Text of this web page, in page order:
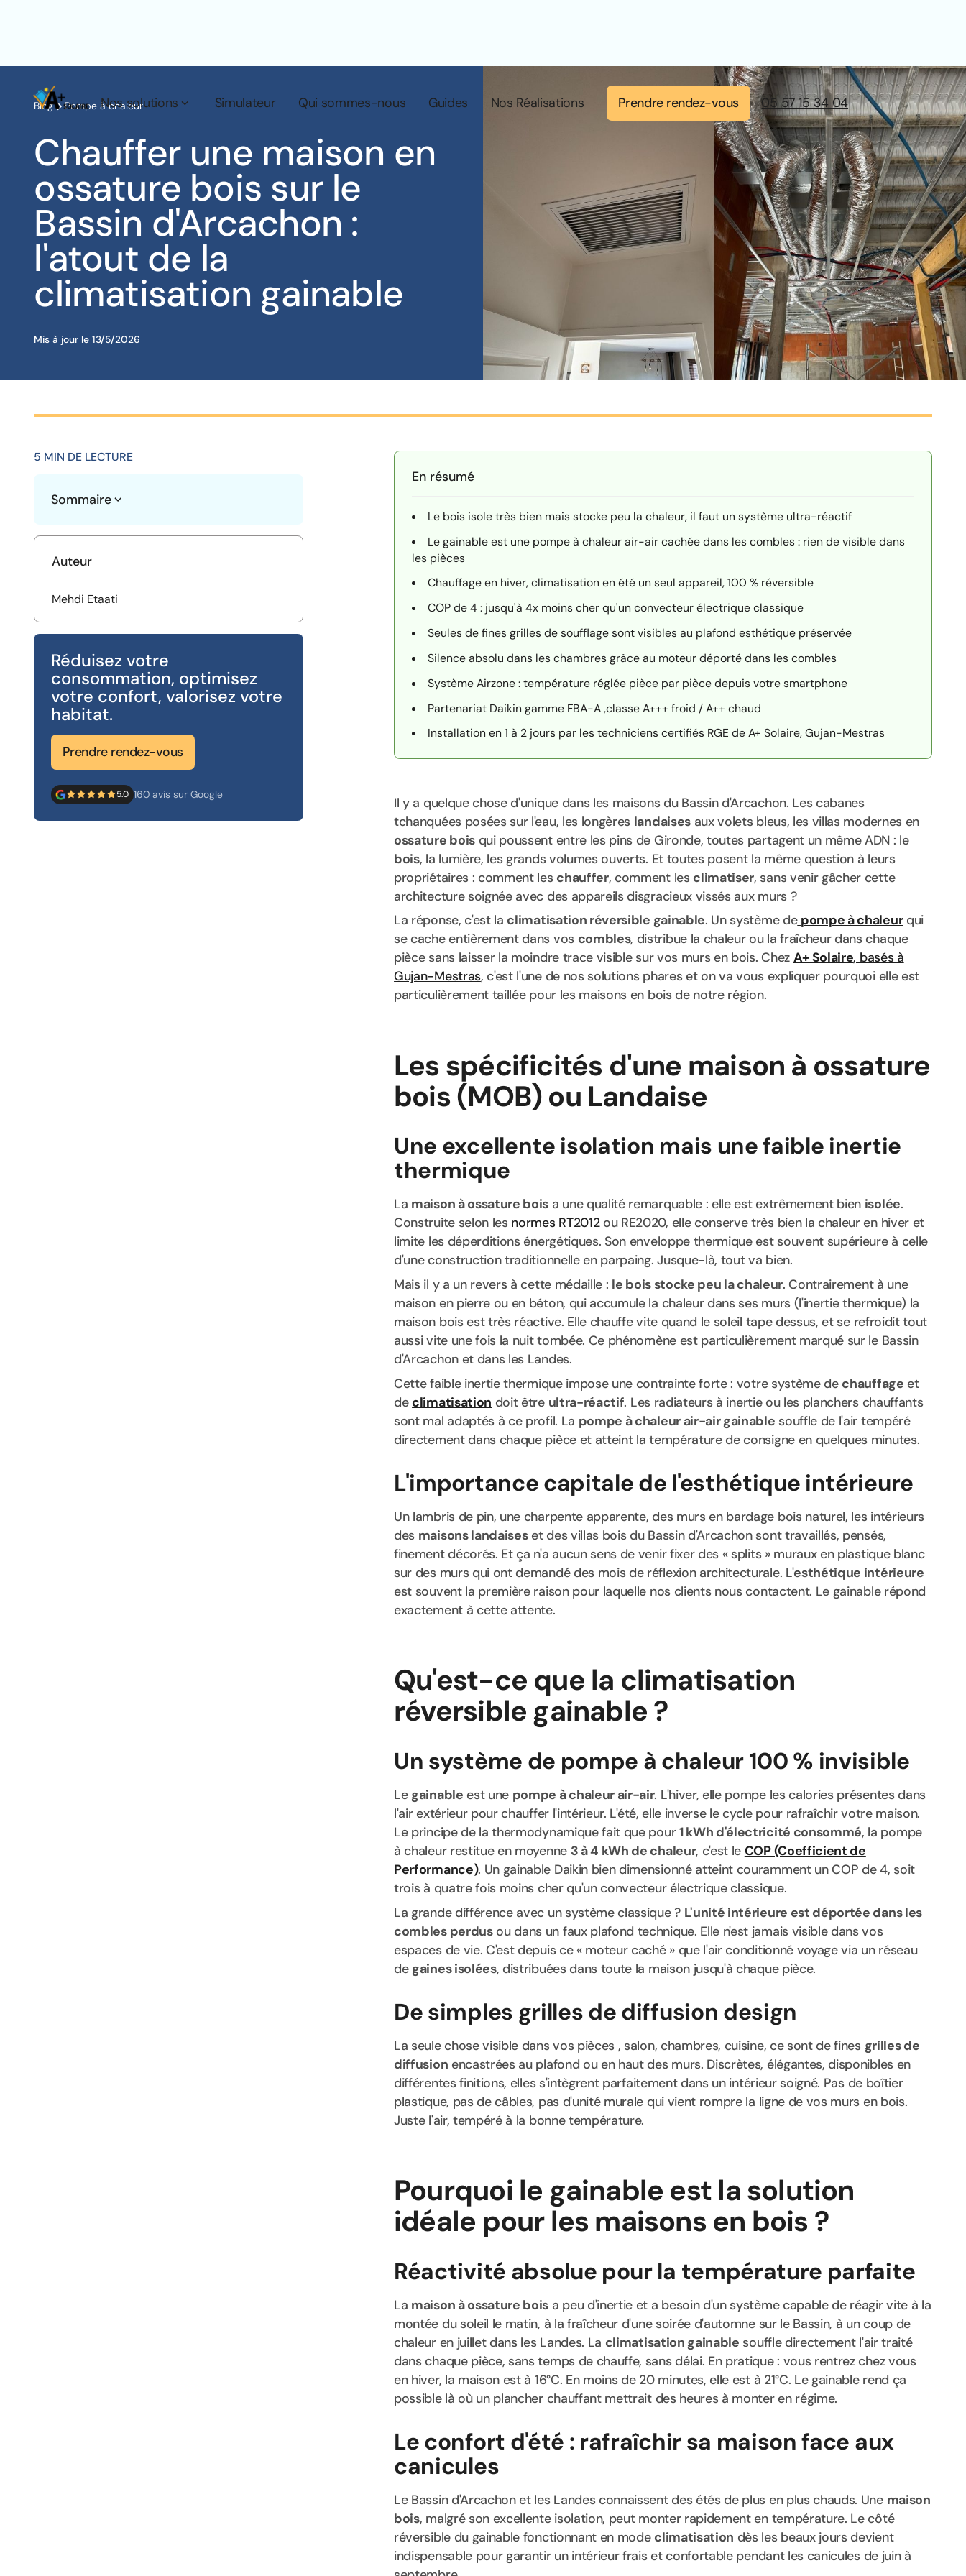
Nos solutions Simulateur Qui sommes-nous Guides Nos Réalisations Prendre rendez-vous 05 57 15 34 04
Blog Pompe à chaleur
Chauffer une maison en
ossature bois sur le
Bassin d'Arcachon :
l'atout de la
climatisation gainable
Mis à jour le13/5/2026
5 MIN DE LECTURE
Sommaire
Auteur
Mehdi Etaati
Réduisez votre
consommation, optimisez
votre confort, valorisez votre
habitat.
Prendre rendez-vous
5.0 160 avis sur Google
En résumé
Le bois isole très bien mais stocke peu la chaleur, il faut un système ultra-réactif
Le gainable est une pompe à chaleur air-air cachée dans les combles : rien de visible dans
les pièces
Chauffage en hiver, climatisation en été un seul appareil, 100 % réversible
COP de 4 : jusqu'à 4x moins cher qu'un convecteur électrique classique
Seules de fines grilles de soufflage sont visibles au plafond esthétique préservée
Silence absolu dans les chambres grâce au moteur déporté dans les combles
Système Airzone : température réglée pièce par pièce depuis votre smartphone
Partenariat Daikin gamme FBA-A ,classe A+++ froid / A++ chaud
Installation en 1 à 2 jours par les techniciens certifiés RGE de A+ Solaire, Gujan-Mestras
Il y a quelque chose d'unique dans les maisons du Bassin d'Arcachon. Les cabanes
tchanquées posées sur l'eau, les longères landaisesaux volets bleus, les villas modernes en
ossature boisqui poussent entre les pins de Gironde, toutes partagent un même ADN : le
bois, la lumière, les grands volumes ouverts. Et toutes posent la même question à leurs
propriétaires : comment les chauffer, comment les climatiser, sans venir gâcher cette
architecture soignée avec des appareils disgracieux vissés aux murs ?
La réponse, c'est la climatisation réversible gainable. Un système de pompe à chaleurqui
se cache entièrement dans vos combles, distribue la chaleur ou la fraîcheur dans chaque
pièce sans laisser la moindre trace visible sur vos murs en bois. Chez A+ Solaire, basés à
Gujan-Mestras, c'est l'une de nos solutions phares et on va vous expliquer pourquoi elle est
particulièrement taillée pour les maisons en bois de notre région.
Les spécificités d'une maison à ossature
bois (MOB) ou Landaise
Une excellente isolation mais une faible inertie
thermique
La maison à ossature bois a une qualité remarquable : elle est extrêmement bien isolée.
Construite selon les normes RT2012ou RE2020, elle conserve très bien la chaleur en hiver et
limite les déperditions énergétiques. Son enveloppe thermique est souvent supérieure à celle
d'une construction traditionnelle en parpaing. Jusque-là, tout va bien.
Mais il y a un revers à cette médaille : le bois stocke peu la chaleur. Contrairement à une
maison en pierre ou en béton, qui accumule la chaleur dans ses murs (l'inertie thermique) la
maison bois est très réactive. Elle chauffe vite quand le soleil tape dessus, et se refroidit tout
aussi vite une fois la nuit tombée. Ce phénomène est particulièrement marqué sur le Bassin
d'Arcachon et dans les Landes.
Cette faible inertie thermique impose une contrainte forte : votre système de chauffage et
de climatisation doit être ultra-réactif. Les radiateurs à inertie ou les planchers chauffants
sont mal adaptés à ce profil. La pompe à chaleur air-air gainable souffle de l'air tempéré
directement dans chaque pièce et atteint la température de consigne en quelques minutes.
L'importance capitale de l'esthétique intérieure
Un lambris de pin, une charpente apparente, des murs en bardage bois naturel, les intérieurs
des maisons landaiseset des villas bois du Bassin d'Arcachon sont travaillés, pensés,
finement décorés. Et ça n'a aucun sens de venir fixer des « splits » muraux en plastique blanc
sur des murs qui ont demandé des mois de réflexion architecturale. L'esthétique intérieure
est souvent la première raison pour laquelle nos clients nous contactent. Le gainable répond
exactement à cette attente.
Qu'est-ce que la climatisation
réversible gainable ?
Un système de pompe à chaleur 100 % invisible
Le gainable est une pompe à chaleur air-air. L'hiver, elle pompe les calories présentes dans
l'air extérieur pour chauffer l'intérieur. L'été, elle inverse le cycle pour rafraîchir votre maison.
Le principe de la thermodynamique fait que pour1 kWh d'électricité consommé, la pompe
à chaleur restitue en moyenne 3 à 4 kWh de chaleur, c'est le COP (Coefficient de
Performance). Un gainable Daikin bien dimensionné atteint couramment un COP de 4, soit
trois à quatre fois moins cher qu'un convecteur électrique classique.
La grande différence avec un système classique ? L'unité intérieure est déportée dans les
combles perdusou dans un faux plafond technique. Elle n'est jamais visible dans vos
espaces de vie. C'est depuis ce « moteur caché » que l'air conditionné voyage via un réseau
de gaines isolées, distribuées dans toute la maison jusqu'à chaque pièce.
De simples grilles de diffusion design
La seule chose visible dans vos pièces , salon, chambres, cuisine, ce sont de fines grilles de
diffusion encastrées au plafond ou en haut des murs. Discrètes, élégantes, disponibles en
différentes finitions, elles s'intègrent parfaitement dans un intérieur soigné. Pas de boîtier
plastique, pas de câbles, pas d'unité murale qui vient rompre la ligne de vos murs en bois.
Juste l'air, tempéré à la bonne température.
Pourquoi le gainable est la solution
idéale pour les maisons en bois ?
Réactivité absolue pour la température parfaite
La maison à ossature bois a peu d'inertie et a besoin d'un système capable de réagir vite à la
montée du soleil le matin, à la fraîcheur d'une soirée d'automne sur le Bassin, à un coup de
chaleur en juillet dans les Landes. La climatisation gainable souffle directement l'air traité
dans chaque pièce, sans temps de chauffe, sans délai. En pratique : vous rentrez chez vous
en hiver, la maison est à 16°C. En moins de 20 minutes, elle est à 21°C. Le gainable rend ça
possible là où un plancher chauffant mettrait des heures à monter en régime.
Le confort d'été : rafraîchir sa maison face aux
canicules
Le Bassin d'Arcachon et les Landes connaissent des étés de plus en plus chauds. Une maison
bois, malgré son excellente isolation, peut monter rapidement en température. Le côté
réversible du gainable fonctionnant en mode climatisation dès les beaux jours devient
indispensable pour garantir un intérieur frais et confortable pendant les canicules de juin à